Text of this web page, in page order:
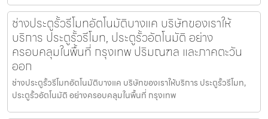
ช่างประตูรั้วรีโมทอัตโนมัติบางแค บริษัทของเราให้
บริการ ประตูรั้วรีโมท, ประตูรั้วอัตโนมัติ อย่าง
ครอบคลุมในพื้นที่ กรุงเทพ ปริมณฑล และภาคตะวัน
ออก
ช่างประตูรั้วรีโมทอัตโนมัติบางแค บริษัทของเราให้บริการ ประตูรั้วรีโมท,
ประตูรั้วอัตโนมัติ อย่างครอบคลุมในพื้นที่ กรุงเทพ